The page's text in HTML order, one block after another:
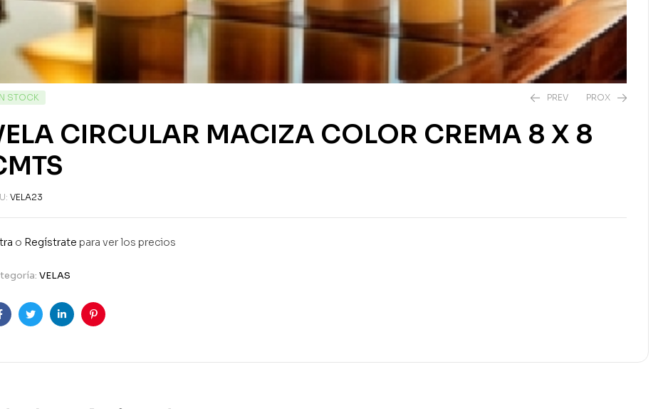
STOCK PREV PROX
CIRCULAR MACIZA COLOR CREMA 8 X 8
VELA23
o Regístrate para ver los precios
VELAS
TwitterLinkedinPinterest